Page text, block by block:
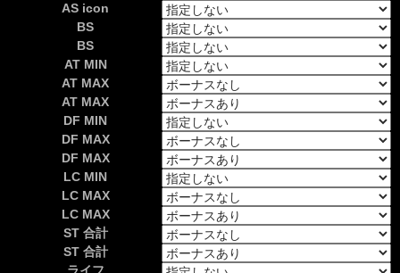
AS icon
BS
BS
AT MIN
AT MAX
AT MAX
DF MIN
DF MAX
DF MAX
LC MIN
LC MAX
LC MAX
ST 合計
ST 合計